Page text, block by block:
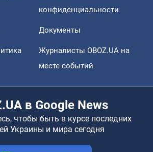
конфиденциальности
Документы
Журналисты OBOZ.UA на
месте событий
в Google News
чтобы быть в курсе последних
Украины и мира сегодня